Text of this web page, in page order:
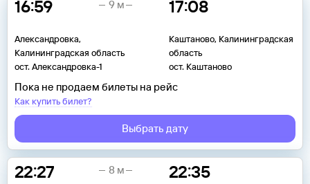
16:59
Александровка,
Калининградская область
ост. Александровка-1
17:08
Каштаново, Калининградская
область
ост. Каштаново
9 м
Пока не продаем билеты на рейс
Как купить билет?
Выбрать дату
22:27 22:35
8 м